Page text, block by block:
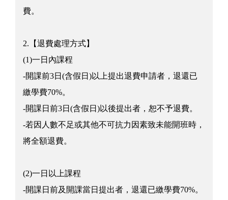
費。
2.【退費處理方式】
(1)一日內課程
-開課前3日(含假日)以上提出退費申請者，退還已
繳學費70%。
-開課日前3日(含假日)以後提出者，恕不予退費。
-若因人數不足或其他不可抗力因素致未能開班時，
將全額退費。
(2)一日以上課程
-開課日前及開課當日提出者，退還已繳學費70%。